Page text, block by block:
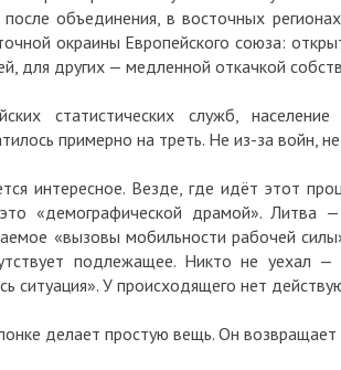
объединения, в восточных
окраины Европейского союза:
для других — медленной откачкой
статистических служб,
примерно на треть. Не из-за войн,
интересное. Везде, где идёт этот
«демографической драмой». Литва
«вызовы мобильности рабочей
подлежащее. Никто не уехал
ситуация». У происходящего нет
делает простую вещь. Он